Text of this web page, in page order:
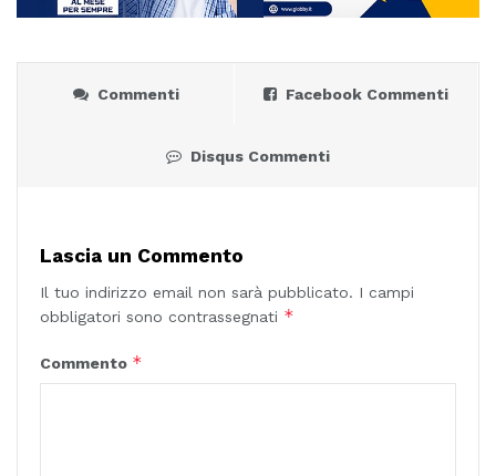
Commenti Facebook Commenti
Disqus Commenti
Lascia un Commento
Il tuo indirizzo email non sarà pubblicato. I campi
obbligatori sono contrassegnati *
Commento *